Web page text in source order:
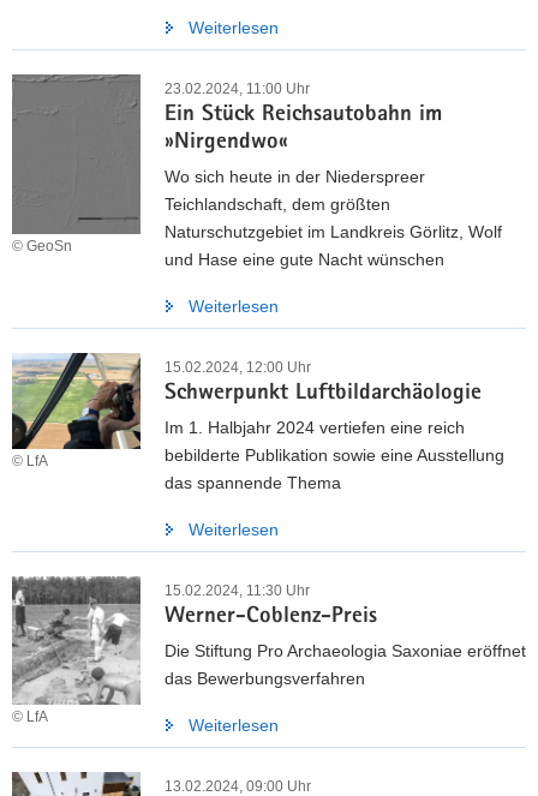
Weiterlesen
23.02.2024, 11:00 Uhr
Ein Stück Reichsautobahn im
»Nirgendwo«
© GeoSn
Wo sich heute in der Niederspreer
Teichlandschaft, dem größten
Naturschutzgebiet im Landkreis Görlitz, Wolf
und Hase eine gute Nacht wünschen
Weiterlesen
15.02.2024, 12:00 Uhr
Schwerpunkt Luftbildarchäologie
© LfA
Im 1. Halbjahr 2024 vertiefen eine reich
bebilderte Publikation sowie eine Ausstellung
das spannende Thema
Weiterlesen
15.02.2024, 11:30 Uhr
Werner-Coblenz-Preis
© LfA
Die Stiftung Pro Archaeologia Saxoniae eröffnet
das Bewerbungsverfahren
Weiterlesen
13.02.2024, 09:00 Uhr